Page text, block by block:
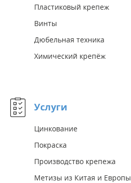
Пластиковый крепеж
Винты
Дюбельная техника
Химический крепёж
Услуги
Цинкование
Покраска
Производство крепежа
Метизы из Китая и Европы